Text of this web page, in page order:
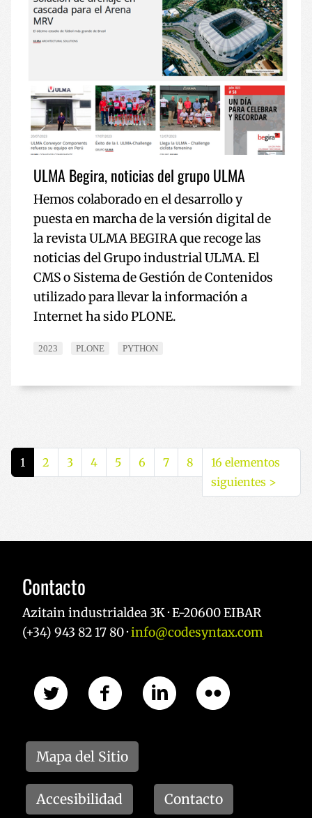
ULMA Begira, noticias del grupo ULMA
Hemos colaborado en el desarrollo y
puesta en marcha de la versión digital de
la revista ULMA BEGIRA que recoge las
noticias del Grupo industrial ULMA. El
CMS o Sistema de Gestión de Contenidos
utilizado para llevar la información a
Internet ha sido PLONE.
2023 PLONE PYTHON
1 2 3 4 5 6 7 8
16 elementos
siguientes >
Mapa del Sitio
Accesibilidad Contacto
Contacto
Azitain industrialdea 3K · E-20600 EIBAR
(+34) 943 82 17 80 ·info@codesyntax.com